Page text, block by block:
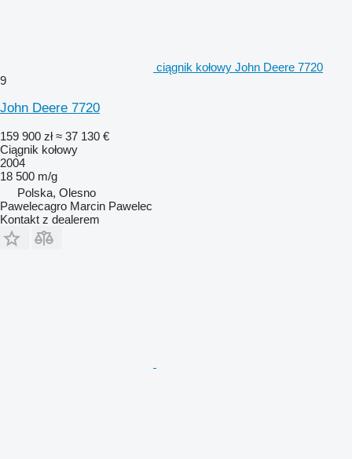
ciągnik kołowy John Deere 7720
9
John Deere 7720
159 900 zł ≈ 37 130 €
Ciągnik kołowy
2004
18 500 m/g
Polska, Olesno
Pawelecagro Marcin Pawelec
Kontakt z dealerem